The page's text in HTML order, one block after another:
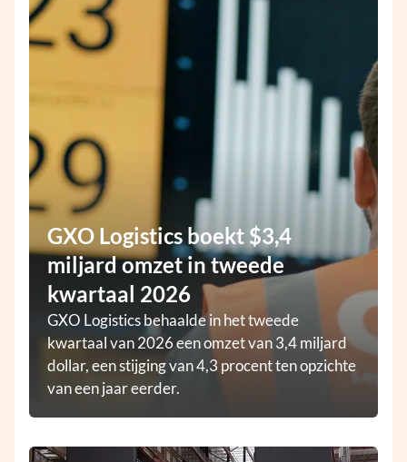
GXO Logistics boekt $3,4
miljard omzet in tweede
kwartaal 2026
GXO Logistics behaalde in het tweede
kwartaal van 2026 een omzet van 3,4 miljard
dollar, een stijging van 4,3 procent ten opzichte
van een jaar eerder.